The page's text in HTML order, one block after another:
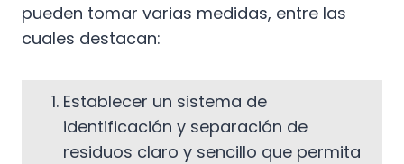
pueden tomar varias medidas, entre las
cuales destacan:
Establecer un sistema de
identificación y separación de
residuos claro y sencillo que permita